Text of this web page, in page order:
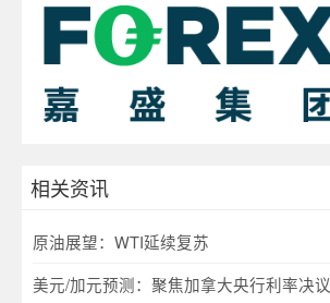
相关资讯
原油展望：WTI延续复苏
美元/加元预测：聚焦加拿大央行利率决议